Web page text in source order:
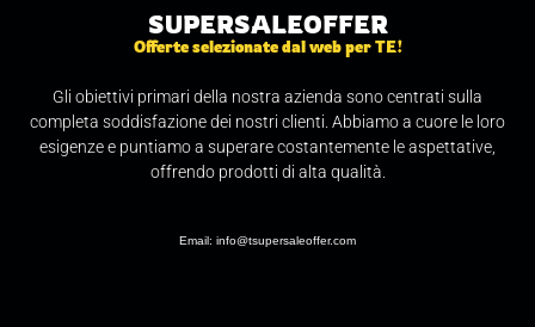
SUPERSALEOFFER
Offerte selezionate dal web per TE!
Gli obiettivi primari della nostra azienda sono centrati sulla
completa soddisfazione dei nostri clienti. Abbiamo a cuore le loro
esigenze e puntiamo a superare costantemente le aspettative,
offrendo prodotti di alta qualità.
Email: info@tsupersaleoffer.com